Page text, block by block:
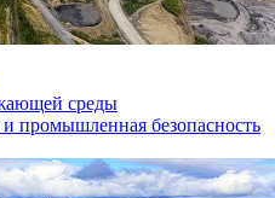
среды
промышленная безопасность